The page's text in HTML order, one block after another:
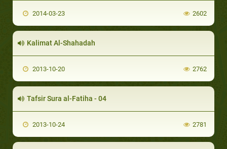
2014-03-23 2602
Kalimat Al-Shahadah
2013-10-20 2762
Tafsir Sura al-Fatiha - 04
2013-10-24 2781